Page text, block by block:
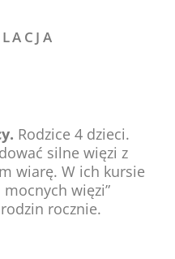
Rodzice 4 dzieci.
silne więzi z
wiarę. W ich kursie
więzi”
rocznie.